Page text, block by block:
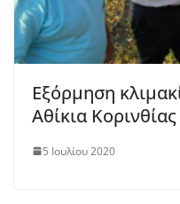
Εξόρμηση
Αθίκια
5 Ιουλίου 2020